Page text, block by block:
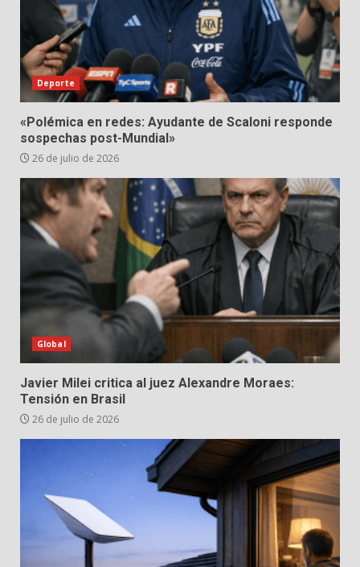
Deporte
«Polémica en redes: Ayudante de Scaloni responde
sospechas post-Mundial»
26 de julio de 2026
Global
Javier Milei critica al juez Alexandre Moraes:
Tensión en Brasil
26 de julio de 2026